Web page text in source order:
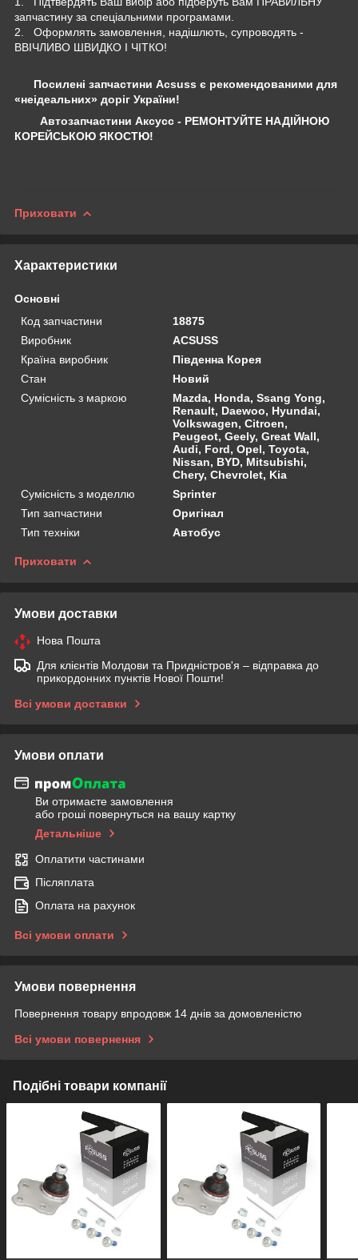
запчастину за спеціальними програмами.
2. Оформлять замовлення, надішлють, супроводять -
ВВІЧЛИВО ШВИДКО І ЧІТКО!
Посилені запчастини Acsuss є рекомендованими для
«неідеальних» доріг України!
Автозапчастини Аксусс - РЕМОНТУЙТЕ НАДІЙНОЮ
КОРЕЙСЬКОЮ ЯКОСТЮ!
Приховати
Характеристики
Основні
Код запчастини
18875
Виробник
ACSUSS
Країна виробник
Південна Корея
Стан
Новий
Сумісність з маркою
Mazda, Honda, Ssang Yong,
Renault, Daewoo, Hyundai,
Volkswagen, Citroen,
Peugeot, Geely, Great Wall,
Audi, Ford, Opel, Toyota,
Nissan, BYD, Mitsubishi,
Chery, Chevrolet, Kia
Сумісність з моделлю
Sprinter
Тип запчастини
Оригінал
Тип техніки
Автобус
Приховати
Умови доставки
Нова Пошта
Для клієнтів Молдови та Придністров'я – відправка до
прикордонних пунктів Нової Пошти!
Всі умови доставки
Умови оплати
Ви отримаєте замовлення
або гроші повернуться на вашу картку
Детальніше
Оплатити частинами
Післяплата
Оплата на рахунок
Всі умови оплати
Умови повернення
Повернення товару впродовж 14 днів за домовленістю
Всі умови повернення
Подібні товари компанії